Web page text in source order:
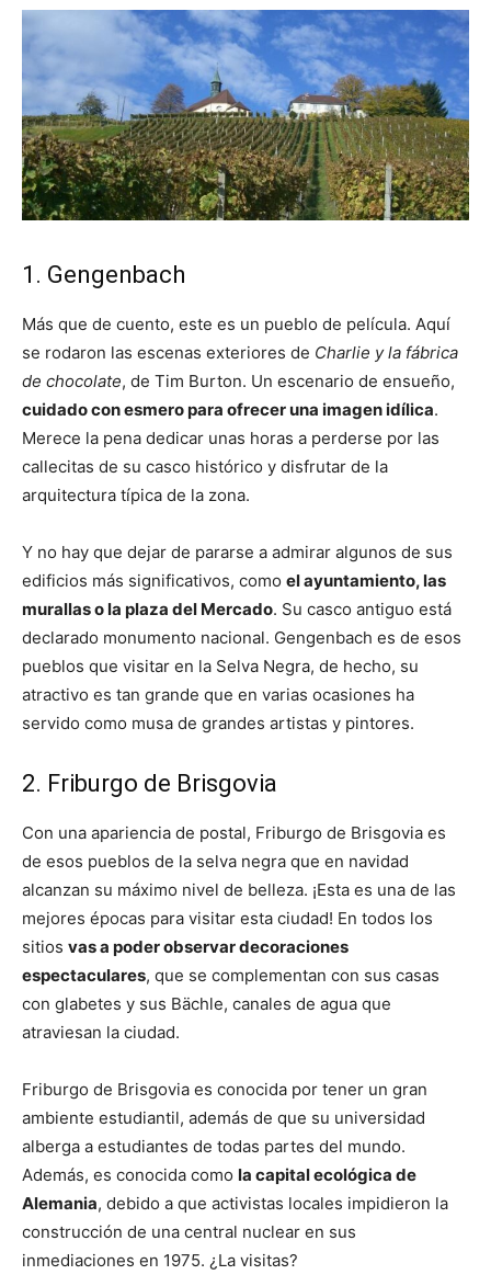
1. Gengenbach
Más que de cuento, este es un pueblo de película. Aquí
se rodaron las escenas exteriores de Charlie y la fábrica
de chocolate, de Tim Burton. Un escenario de ensueño,
cuidado con esmero para ofrecer una imagen idílica.
Merece la pena dedicar unas horas a perderse por las
callecitas de su casco histórico y disfrutar de la
arquitectura típica de la zona.
Y no hay que dejar de pararse a admirar algunos de sus
edificios más significativos, como el ayuntamiento, las
murallas o la plaza del Mercado. Su casco antiguo está
declarado monumento nacional. Gengenbach es de esos
pueblos que visitar en la Selva Negra, de hecho, su
atractivo es tan grande que en varias ocasiones ha
servido como musa de grandes artistas y pintores.
2. Friburgo de Brisgovia
Con una apariencia de postal, Friburgo de Brisgovia es
de esos pueblos de la selva negra que en navidad
alcanzan su máximo nivel de belleza. ¡Esta es una de las
mejores épocas para visitar esta ciudad! En todos los
sitios vas a poder observar decoraciones
espectaculares, que se complementan con sus casas
con glabetes y sus Bächle, canales de agua que
atraviesan la ciudad.
Friburgo de Brisgovia es conocida por tener un gran
ambiente estudiantil, además de que su universidad
alberga a estudiantes de todas partes del mundo.
Además, es conocida como la capital ecológica de
Alemania, debido a que activistas locales impidieron la
construcción de una central nuclear en sus
inmediaciones en 1975. ¿La visitas?